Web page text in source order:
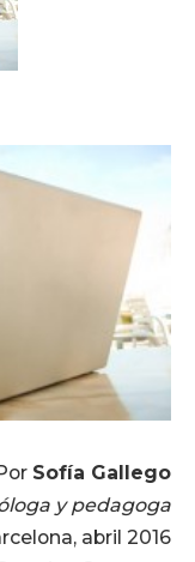
Sofía Gallego
y pedagoga
abril 2016